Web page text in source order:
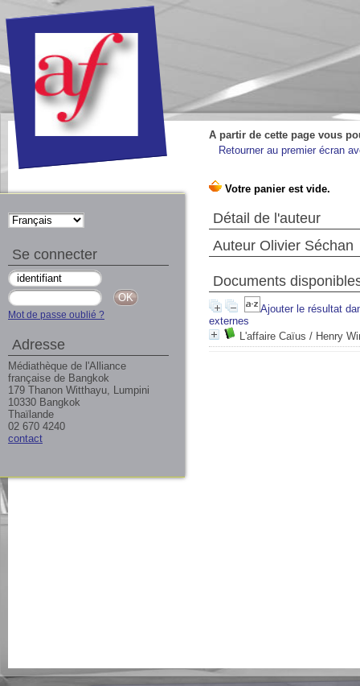
A partir de cette page vous
Retourner au premier écran
Détail de l'auteur
Auteur Olivier Séchan
Documents
Ajouter le résultat
externes
L'affaire Caïus / Henry
Se connecter
Mot de passe oublié ?
Adresse
Médiathèque de l'Alliance
française de Bangkok
179 Thanon Witthayu, Lumpini
10330 Bangkok
Thaïlande
02 670 4240
contact